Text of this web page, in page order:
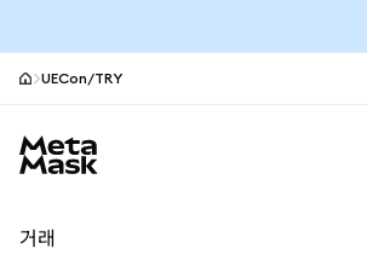
UECon/TRY
거래